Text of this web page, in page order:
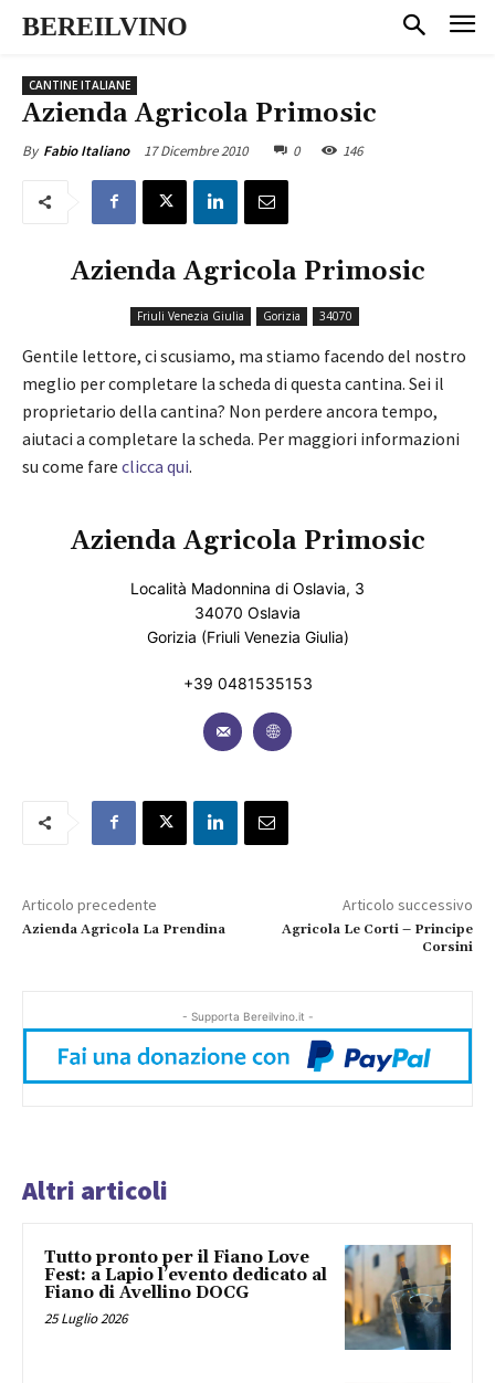
BEREILVINO
CANTINE ITALIANE
Azienda Agricola Primosic
By Fabio Italiano 17 Dicembre 2010 0 146
Azienda Agricola Primosic
Friuli Venezia Giulia Gorizia 34070
Gentile lettore, ci scusiamo, ma stiamo facendo del nostro
meglio per completare la scheda di questa cantina. Sei il
proprietario della cantina? Non perdere ancora tempo,
aiutaci a completare la scheda. Per maggiori informazioni
su come fare clicca qui.
Azienda Agricola Primosic
Località Madonnina di Oslavia, 3
34070 Oslavia
Gorizia (Friuli Venezia Giulia)
+39 0481535153
Articolo precedente
Azienda Agricola La Prendina
Articolo successivo
Agricola Le Corti – Principe
Corsini
- Supporta Bereilvino.it -
Altri articoli
Tutto pronto per il Fiano Love
Fest: a Lapio l’evento dedicato al
Fiano di Avellino DOCG
25 Luglio 2026